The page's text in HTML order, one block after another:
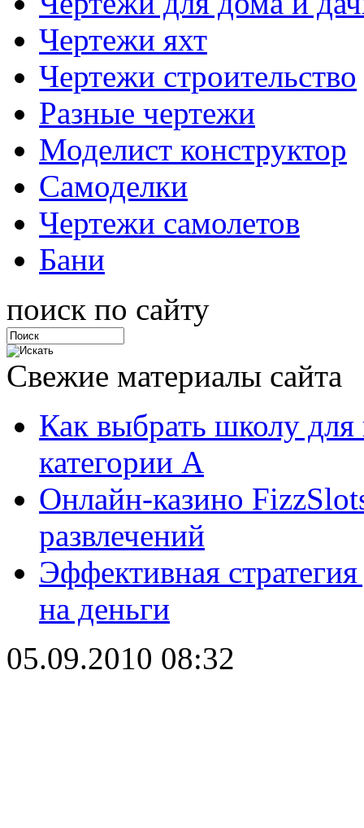
Чертежи яхт
Чертежи строительство
Разные чертежи
Моделист конструктор
Самоделки
Чертежи самолетов
Бани
поиск по сайту
Свежие материалы сайта
Как выбрать школу для
категории А
Онлайн-казино
развлечений
Эффективная
на деньги
05.09.2010 08:32